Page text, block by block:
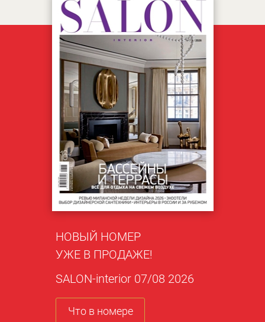
НОВЫЙ НОМЕР
УЖЕ В ПРОДАЖЕ!
SALON-interior 07/08 2026
Что в номере